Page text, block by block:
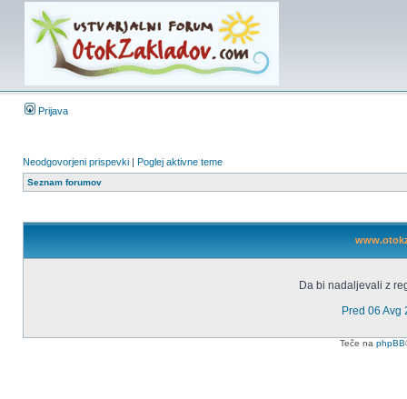
Prijava
Neodgovorjeni prispevki | Poglej aktivne teme
Seznam forumov
Da bi nadaljevali z
Pred 06 Avg
Teče na phpBB